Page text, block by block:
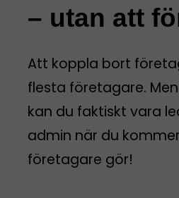
– utan att
Att koppla bort
flesta företagare.
kan du faktiskt vara
admin när du
företagare gör!